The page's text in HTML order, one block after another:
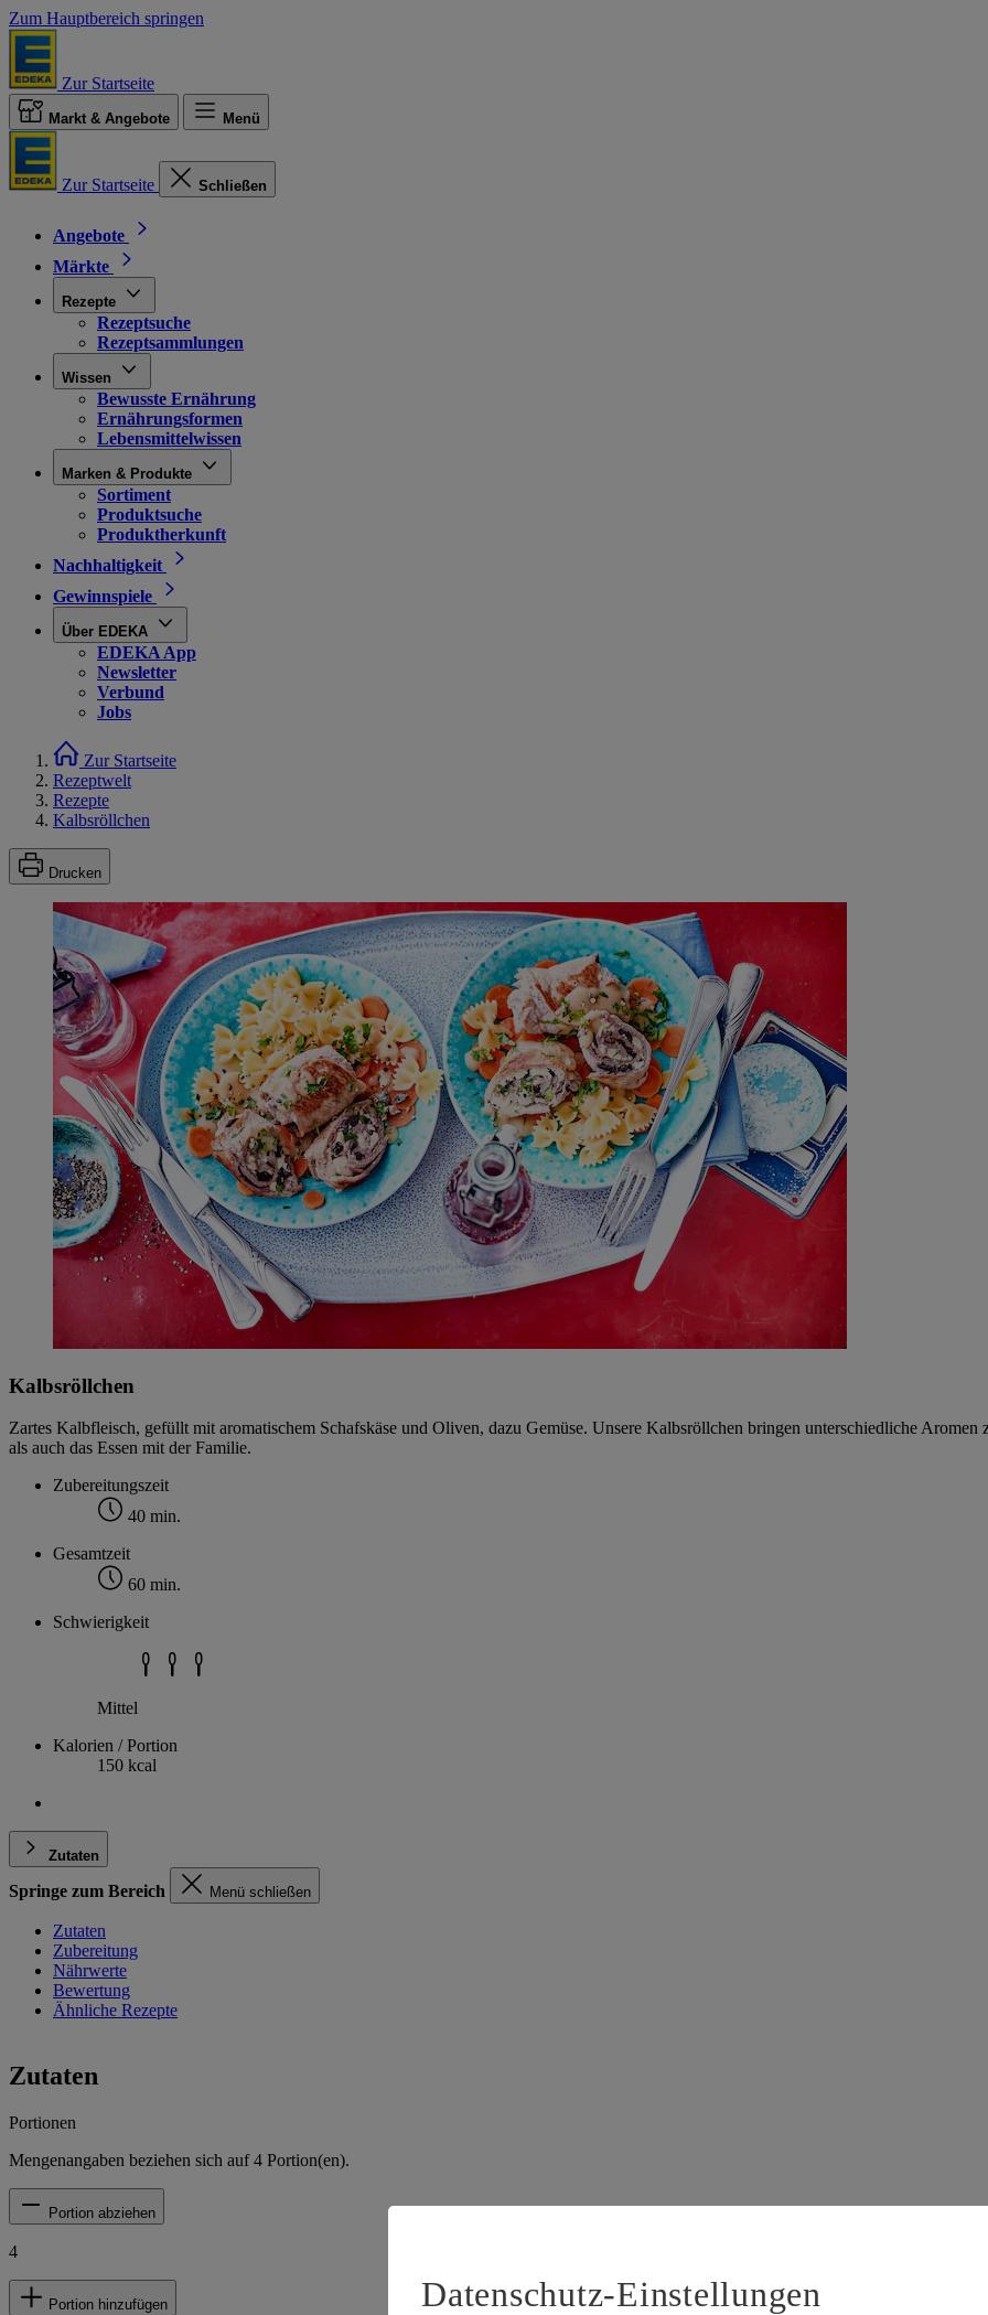
Zum Hauptbereich springen
Zur Startseite
Markt & Angebote Menü
Zur Startseite Schließen
Angebote
Märkte
Rezepte
Rezeptsuche
Rezeptsammlungen
Wissen
Bewusste Ernährung
Ernährungsformen
Lebensmittelwissen
Marken & Produkte
Sortiment
Produktsuche
Produktherkunft
Nachhaltigkeit
Gewinnspiele
Über EDEKA
EDEKA App
Newsletter
Verbund
Jobs
Zur Startseite
Rezeptwelt
Rezepte
Kalbsröllchen
Drucken
Kalbsröllchen
Zartes Kalbfleisch, gefüllt mit aromatischem Schafskäse und Oliven, dazu Gemüse. Unsere Kalbsröllchen bringen unterschiedliche
als auch das Essen mit der Familie.
Zubereitungszeit
40 min.
Gesamtzeit
60 min.
Schwierigkeit
Mittel
Kalorien / Portion
150 kcal
Zutaten
Springe zum Bereich Menü schließen
Zutaten
Zubereitung
Nährwerte
Bewertung
Ähnliche Rezepte
Zutaten
Portionen
Mengenangaben beziehen sich auf4 Portion(en).
Portion abziehen
4
Portion hinzufügen Datenschutz-Einstellungen